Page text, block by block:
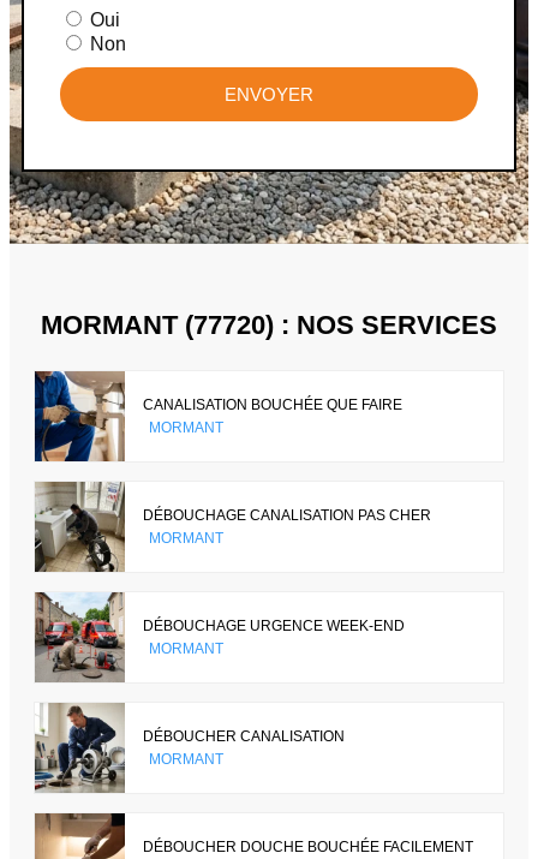
Oui
Non
ENVOYER
MORMANT (77720) : NOS SERVICES
CANALISATION BOUCHÉE QUE FAIRE
MORMANT
DÉBOUCHAGE CANALISATION PAS CHER
MORMANT
DÉBOUCHAGE URGENCE WEEK-END
MORMANT
DÉBOUCHER CANALISATION
MORMANT
DÉBOUCHER DOUCHE BOUCHÉE FACILEMENT